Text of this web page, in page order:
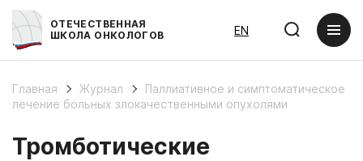
ОТЕЧЕСТВЕННАЯ
ШКОЛА ОНКОЛОГОВ
EN
Главная Журнал
Паллиативное и симптоматическое
лечение больных злокачественными опухолями
Тромботические